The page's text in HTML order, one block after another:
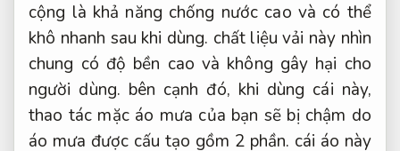
cộng là khả năng chống nước cao và có thể
khô nhanh sau khi dùng. chất liệu vải này nhìn
chung có độ bền cao và không gây hại cho
người dùng. bên cạnh đó, khi dùng cái này,
thao tác mặc áo mưa của bạn sẽ bị chậm do
áo mưa được cấu tạo gồm 2 phần. cái áo này